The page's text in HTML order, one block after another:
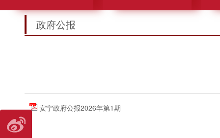
政府公报
安宁政府公报2026年第1期